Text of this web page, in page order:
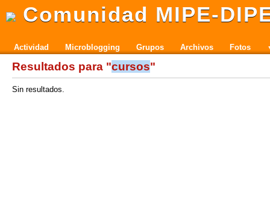
Comunidad MIPE-
Actividad Microblogging Grupos Archivos Fotos
Resultados para "cursos"
Sin resultados.